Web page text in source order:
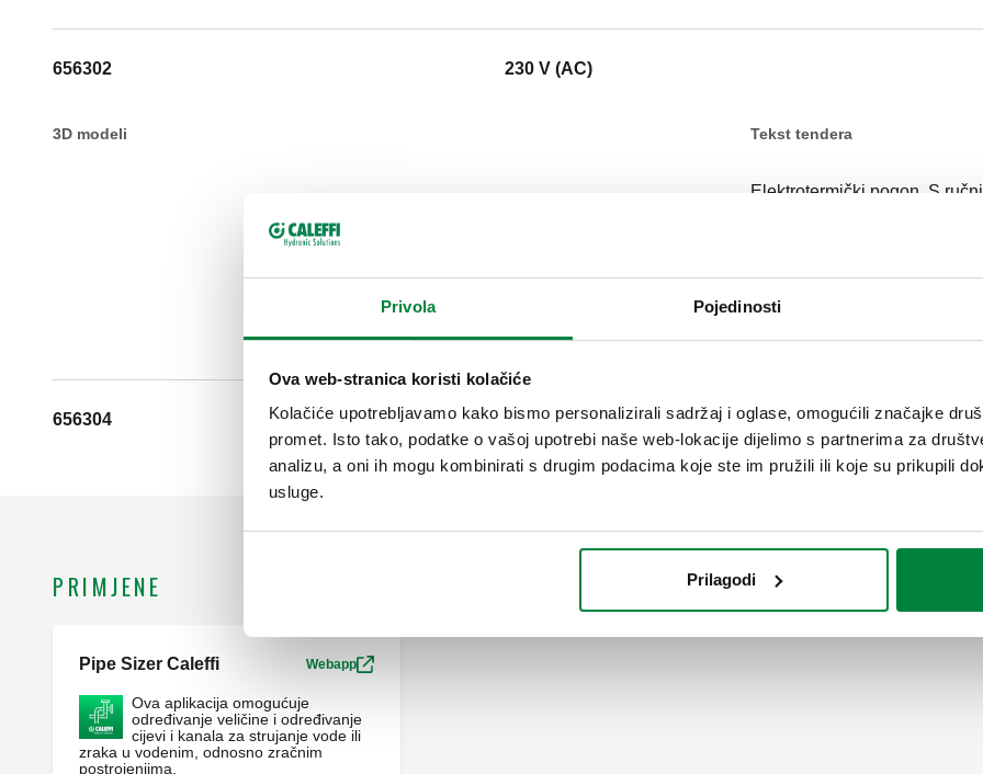
Privola Pojedinosti
Ova web-stranica koristi kolačiće
Kolačiće upotrebljavamo kako bismo personalizirali sadržaj i oglase, omogućili značajke
promet. Isto tako, podatke o vašoj upotrebi naše web-lokacije dijelimo s partnerima za
analizu, a oni ih mogu kombinirati s drugim podacima koje ste im pružili ili koje su prikupili
usluge.
Prilagodi
656302 230 V (AC)
3D modeli Tekst tendera
Elektrotermički pogon. S
temperature prostora: 0–50
W. Stupanj zaštite: IP 40.
SCIP code
656304 24 V (AC) / (DC)
PRIMJENE
Pipe Sizer Caleffi Webapp
Ova aplikacija omogućuje
određivanje veličine i određivanje
cijevi i kanala za strujanje vode ili
zraka u vodenim, odnosno zračnim
postrojenjima.